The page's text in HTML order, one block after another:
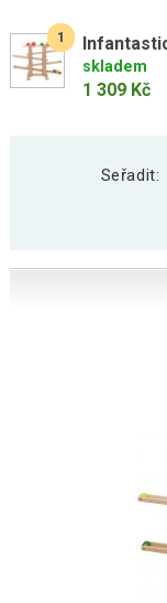
1
skladem
1 309 Kč
Seřadit: